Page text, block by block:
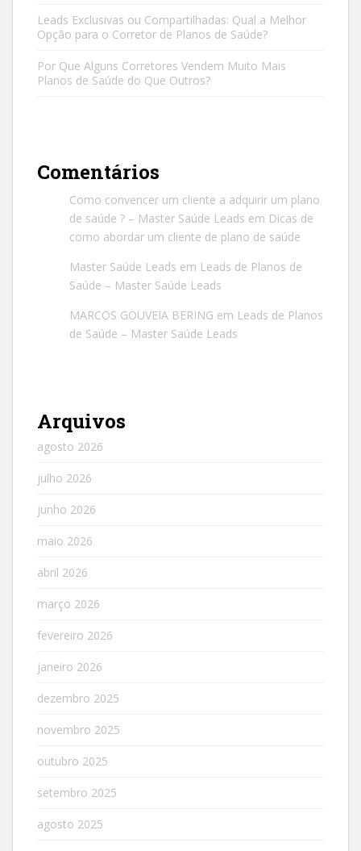
Leads Exclusivas ou Compartilhadas: Qual a Melhor
Opção para o Corretor de Planos de Saúde?
Por Que Alguns Corretores Vendem Muito Mais
Planos de Saúde do Que Outros?
Comentários
Como convencer um cliente a adquirir um plano
de saúde ? – Master Saúde Leads em Dicas de
como abordar um cliente de plano de saúde
Master Saúde Leads em Leads de Planos de
Saúde – Master Saúde Leads
MARCOS GOUVEIA BERING em Leads de Planos
de Saúde – Master Saúde Leads
Arquivos
agosto 2026
julho 2026
junho 2026
maio 2026
abril 2026
março 2026
fevereiro 2026
janeiro 2026
dezembro 2025
novembro 2025
outubro 2025
setembro 2025
agosto 2025